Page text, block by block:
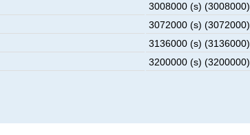
3008000 (s) (3008000)
3072000 (s) (3072000)
3136000 (s) (3136000)
3200000 (s) (3200000)